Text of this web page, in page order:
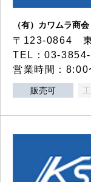
（有）カワムラ商会
〒123-0864 東
TEL：03-
営業時間：8:00
販売可